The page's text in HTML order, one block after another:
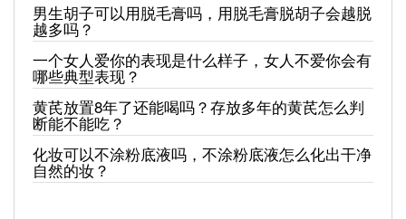
男生胡子可以用脱毛膏吗，用脱毛膏脱胡子会越脱
越多吗？
一个女人爱你的表现是什么样子，女人不爱你会有
哪些典型表现？
黄芪放置8年了还能喝吗？存放多年的黄芪怎么判
断能不能吃？
化妆可以不涂粉底液吗，不涂粉底液怎么化出干净
自然的妆？